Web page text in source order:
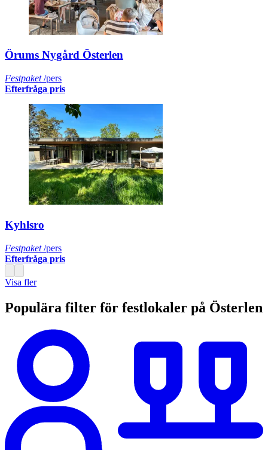
Örums Nygård Österlen
Festpaket/pers
Efterfråga pris
Kyhlsro
Festpaket/pers
Efterfråga pris
Visa fler
Populära filter för festlokaler på Österlen